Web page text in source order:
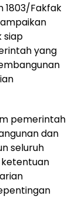
1803/Fakfak
siap
yang
pemerintah
dan
seluruh
ketentuan